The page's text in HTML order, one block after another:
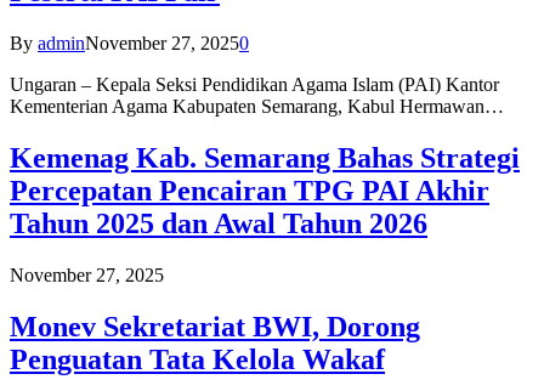
By adminNovember 27, 20250
Ungaran – Kepala Seksi Pendidikan Agama Islam (PAI) Kantor
Kementerian Agama Kabupaten Semarang, Kabul Hermawan…
Kemenag Kab. Semarang Bahas Strategi
Percepatan Pencairan TPG PAI Akhir
Tahun 2025 dan Awal Tahun 2026
November 27, 2025
Monev Sekretariat BWI, Dorong
Penguatan Tata Kelola Wakaf